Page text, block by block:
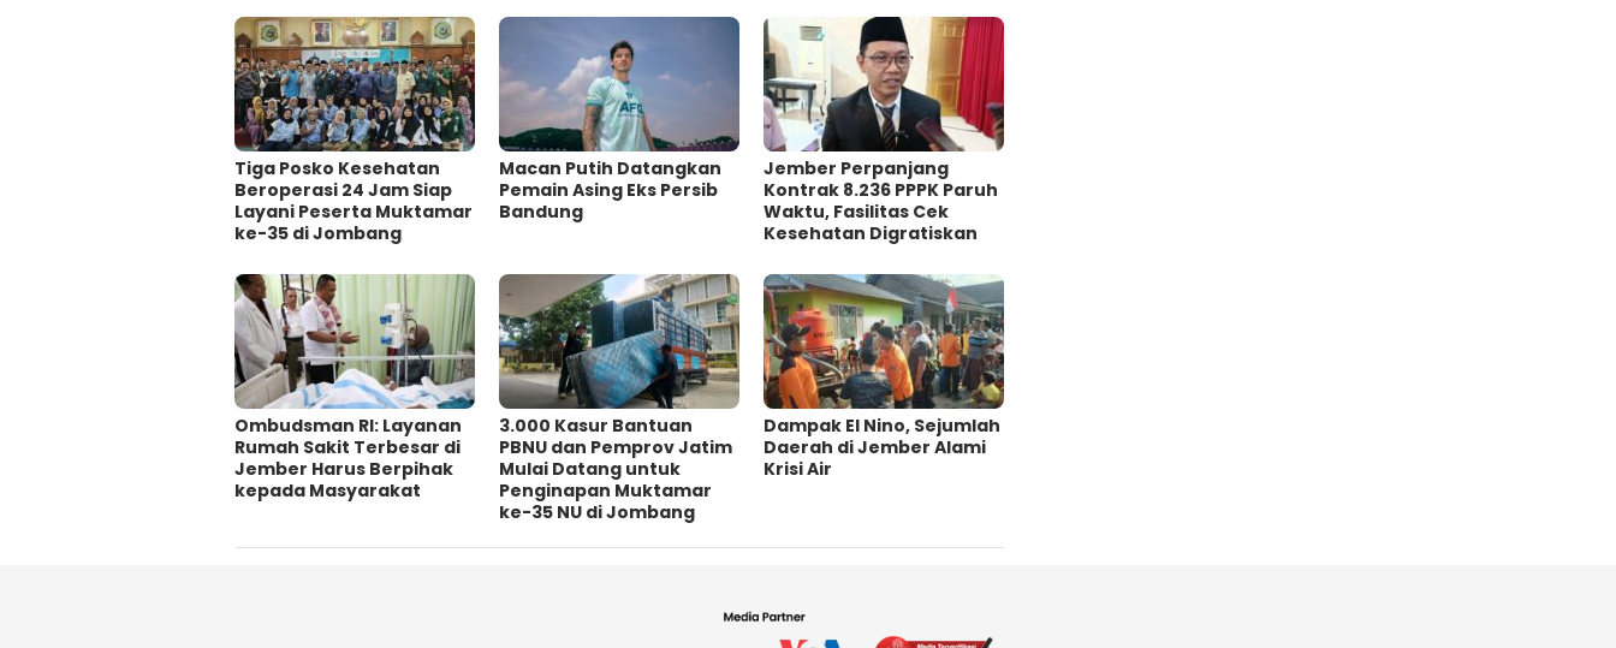
Tiga Posko Kesehatan
Beroperasi 24 Jam Siap
Layani Peserta Muktamar
ke-35 di Jombang
Macan Putih Datangkan
Pemain Asing Eks Persib
Bandung
Jember Perpanjang
Kontrak 8.236 PPPK Paruh
Waktu, Fasilitas Cek
Kesehatan Digratiskan
Ombudsman RI: Layanan
Rumah Sakit Terbesar di
Jember Harus Berpihak
kepada Masyarakat
3.000 Kasur Bantuan
PBNU dan Pemprov Jatim
Mulai Datang untuk
Penginapan Muktamar
ke-35 NU di Jombang
Dampak El Nino, Sejumlah
Daerah di Jember Alami
Krisi Air